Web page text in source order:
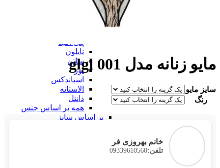
نایلون
ساتن
تور
اسپاندکس
الاستانه
دانتل
همه بر اساس جنس
بر اساس سایز
مایو زنانه مدل glgl 001
سایز مایو
رنگ
خانم بهروزی فر
تلفن:09339610560